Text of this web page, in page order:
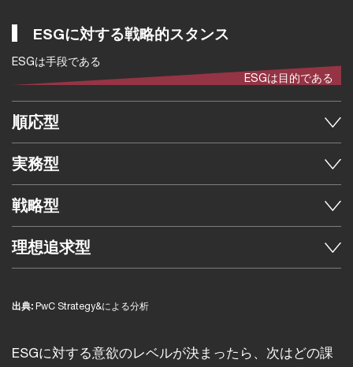
ESGに対する戦略的スタンス
ESGは手段である
ESGは目的である
順応型
実務型
戦略型
理想追求型
出典: PwC Strategy&による分析
ESGに対する意欲のレベルが決まったら、次はどの課